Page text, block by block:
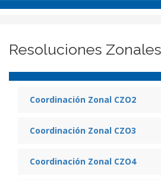
Resoluciones
Coordinación Zonal CZO2
Coordinación Zonal CZO3
Coordinación Zonal CZO4